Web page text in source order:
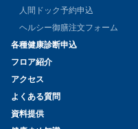
人間ドック予約申込
ヘルシー御膳注文フォーム
各種健康診断申込
フロア紹介
アクセス
よくある質問
資料提供